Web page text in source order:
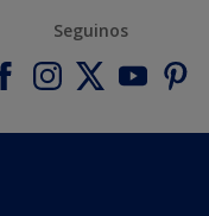
Seguinos